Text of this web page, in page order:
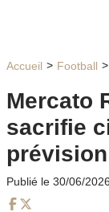
Accueil Football
Mercato
sacrifie
Publié le 30/06/